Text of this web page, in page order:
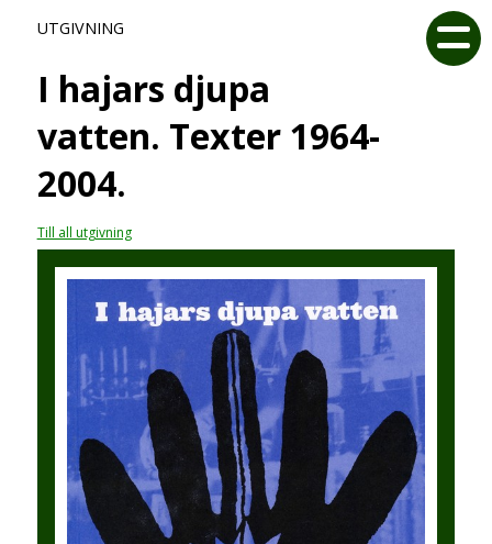
UTGIVNING
I hajars djupa
vatten. Texter 1964-
2004.
Till all utgivning